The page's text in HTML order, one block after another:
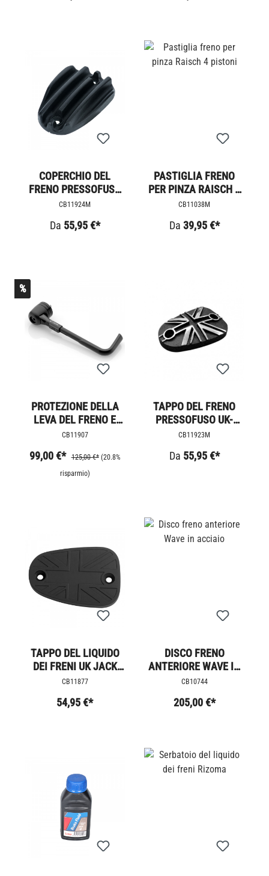
COPERCHIO DEL
FRENO PRESSOFUSO
STRAPPATO
CB11924M
Da 55,95 €*
PASTIGLIA FRENO
PER PINZA RAISCH 4
PISTONI
CB11038M
Da 39,95 €*
%
PROTEZIONE DELLA
LEVA DEL FRENO E
DELLA FRIZIONE
CB11907
99,00 €* 125,00 €* (20.8%
risparmio)
TAPPO DEL FRENO
PRESSOFUSO UK-
JACK
CB11923M
Da 55,95 €*
TAPPO DEL LIQUIDO
DEI FRENI UK JACK
BLACK LINE
CB11877
54,95 €*
DISCO FRENO
ANTERIORE WAVE IN
ACCIAIO
CB10744
205,00 €*